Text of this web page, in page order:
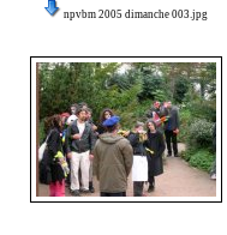
npvbm 2005 dimanche 003.jpg